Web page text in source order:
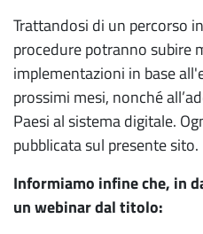
Trattandosi di un percorso
procedure potranno subire
implementazioni in base
prossimi mesi, nonché
Paesi al sistema digitale.
pubblicata sul presente sito.
Informiamo infine che, in
un webinar dal titolo: